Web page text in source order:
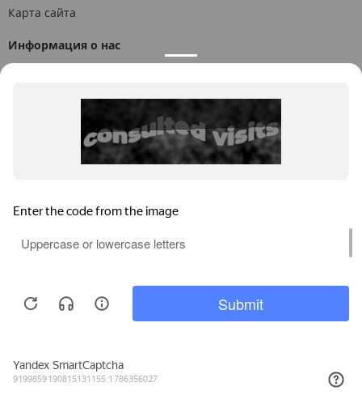
Карта сайта
Информация о нас
Партнерские сертификаты
Комплексные решения
Продолжая пользоваться
использованием файлов
cookies.